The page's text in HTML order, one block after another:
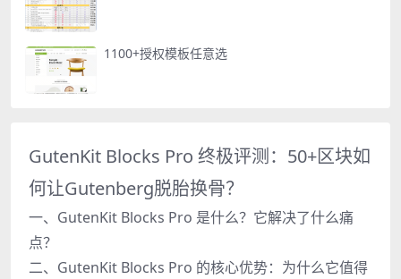
1100+授权模板任意选
GutenKit Blocks Pro 终极评测：50+区块如
何让Gutenberg脱胎换骨？
一、GutenKit Blocks Pro 是什么？它解决了什么痛
点？
二、GutenKit Blocks Pro 的核心优势：为什么它值得